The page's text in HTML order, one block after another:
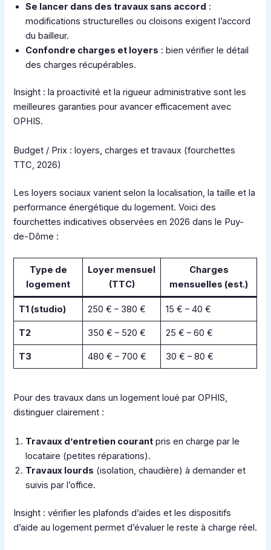
Se lancer dans des travaux sans accord :
modifications structurelles ou cloisons exigent l’accord
du bailleur.
Confondre charges et loyers : bien vérifier le détail
des charges récupérables.
Insight : la proactivité et la rigueur administrative sont les
meilleures garanties pour avancer efficacement avec
OPHIS.
Budget / Prix : loyers, charges et travaux (fourchettes
TTC, 2026)
Les loyers sociaux varient selon la localisation, la taille et la
performance énergétique du logement. Voici des
fourchettes indicatives observées en 2026 dans le Puy-
de-Dôme :
Type de
logement
Loyer mensuel
(TTC)
Charges
mensuelles (est.)
T1 (studio) 250 € – 380 € 15 € – 40 €
T2 350 € – 520 € 25 € – 60 €
T3 480 € – 700 € 30 € – 80 €
Pour des travaux dans un logement loué par OPHIS,
distinguer clairement :
Travaux d’entretien courant pris en charge par le
locataire (petites réparations).
Travaux lourds (isolation, chaudière) à demander et
suivis par l’office.
Insight : vérifier les plafonds d’aides et les dispositifs
d’aide au logement permet d’évaluer le reste à charge réel.